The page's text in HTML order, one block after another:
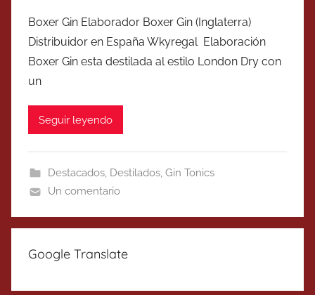
Boxer Gin Elaborador Boxer Gin (Inglaterra)
Distribuidor en España Wkyregal Elaboración
Boxer Gin esta destilada al estilo London Dry con
un
Seguir leyendo
Destacados, Destilados, Gin Tonics
Un comentario
Google Translate